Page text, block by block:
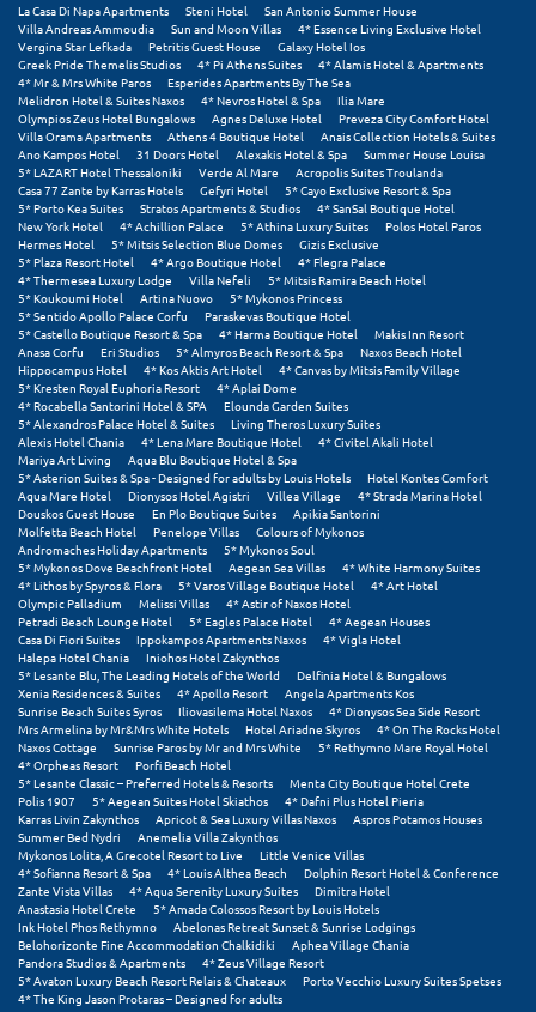
Πύργος
Ρ
Ρέθυμνο
Ρίο
Ρόδος
Σ
Σαλαμίνα
Σαμοθράκη
Σάμος
Σαντορίνη
Σέριφος
Σέρρες
Σιθωνία
Σίκινος
Σίφνος
Σκαφιδιά Ηλείας
Σκιάθος
Σκόπελος
Σκύρος
Σούνιο
Σπάρτη
La Casa Di Napa Apartments
Steni Hotel
San Antonio Summer House
Villa Andreas Ammoudia
Sun and Moon Villas
4* Essence Living Exclusive Hotel
Vergina Star Lefkada
Petritis Guest House
Galaxy Hotel Ios
Greek Pride Themelis Studios
4* Pi Athens Suites
4* Alamis Hotel & Apartments
4* Mr & Mrs White Paros
Esperides Apartments By The Sea
Melidron Hotel & Suites Naxos
4* Nevros Hotel & Spa
Ilia Mare
Olympios Zeus Hotel Bungalows
Agnes Deluxe Hotel
Preveza City Comfort Hotel
Villa Orama Apartments
Athens 4 Boutique Hotel
Anais Collection Hotels & Suites
Ano Kampos Hotel
31 Doors Hotel Alexakis Hotel & Spa
Summer House Louisa
5* LAZART Hotel Thessaloniki
Verde Al Mare
Acropolis Suites Troulanda
Casa 77 Zante by Karras Hotels
Gefyri Hotel
5* Cayo Exclusive Resort & Spa
5* Porto Kea Suites
Stratos Apartments & Studios
4* SanSal Boutique Hotel
New York Hotel
4* Achillion Palace 5* Athina Luxury Suites
Polos Hotel Paros
Hermes Hotel
5* Mitsis Selection Blue Domes
Gizis Exclusive
5* Plaza Resort Hotel
4* Argo Boutique Hotel
4* Flegra Palace
4* Thermesea Luxury Lodge
Villa Nefeli
5* Mitsis Ramira Beach Hotel
5* Koukoumi Hotel
Artina Nuovo
5* Mykonos Princess
5* Sentido Apollo Palace Corfu
Paraskevas Boutique Hotel
5* Castello Boutique Resort & Spa
4* Harma Boutique Hotel
Makis Inn Resort
Anasa Corfu
Eri Studios 5* Almyros Beach Resort & Spa
Naxos Beach Hotel
Hippocampus Hotel
4* Kos Aktis Art Hotel
4* Canvas by Mitsis Family Village
5* Kresten Royal Euphoria Resort
4* Aplai Dome
4* Rocabella Santorini Hotel & SPA
Elounda Garden Suites
5* Alexandros Palace Hotel & Suites
Living Theros Luxury Suites
Alexis Hotel Chania
4* Lena Mare Boutique Hotel
4* Civitel Akali Hotel
Mariya Art Living
Aqua Blu Boutique Hotel & Spa
5* Asterion Suites & Spa - Designed for adults by Louis Hotels
Hotel Kontes Comfort
Aqua Mare Hotel
Dionysos Hotel Agistri Villea Village
4* Strada Marina Hotel
Douskos Guest House
En Plo Boutique Suites
Apikia Santorini
Molfetta Beach Hotel
Penelope Villas
Colours of Mykonos
Andromaches Holiday Apartments
5* Mykonos Soul
5* Mykonos Dove Beachfront Hotel
Aegean Sea Villas
4* White Harmony Suites
4* Lithos by Spyros & Flora
5* Varos Village Boutique Hotel
4* Art Hotel
Olympic Palladium
Melissi Villas
4* Astir of Naxos Hotel
Petradi Beach Lounge Hotel
5* Eagles Palace Hotel
4* Aegean Houses
Casa Di Fiori Suites
Ippokampos Apartments Naxos
4* Vigla Hotel
Halepa Hotel Chania
Iniohos Hotel Zakynthos
5* Lesante Blu, The Leading Hotels of the World
Delfinia Hotel & Bungalows
Xenia Residences & Suites
4* Apollo Resort
Angela Apartments Kos
Sunrise Beach Suites Syros
Iliovasilema Hotel Naxos
4* Dionysos Sea Side Resort
Mrs Armelina by Mr&Mrs White Hotels
Hotel Ariadne Skyros
4* On The Rocks Hotel
Naxos Cottage
Sunrise Paros by Mr and Mrs White
5* Rethymno Mare Royal Hotel
4* Orpheas Resort
Porfi Beach Hotel
5* Lesante Classic – Preferred Hotels & Resorts
Menta City Boutique Hotel Crete
Polis 1907
5* Aegean Suites Hotel Skiathos
4* Dafni Plus Hotel Pieria
Karras Livin Zakynthos
Apricot & Sea Luxury Villas Naxos
Aspros Potamos Houses
Summer Bed Nydri
Anemelia Villa Zakynthos
Mykonos Lolita, A Grecotel Resort to Live
Little Venice Villas
4* Sofianna Resort & Spa
4* Louis Althea Beach
Dolphin Resort Hotel & Conference
Zante Vista Villas
4* Aqua Serenity Luxury Suites
Dimitra Hotel
Anastasia Hotel Crete
5* Amada Colossos Resort by Louis Hotels
Ink Hotel Phos Rethymno
Abelonas Retreat Sunset & Sunrise Lodgings
Belohorizonte Fine Accommodation Chalkidiki
Aphea Village Chania
Pandora Studios & Apartments
4* Zeus Village Resort
5* Avaton Luxury Beach Resort Relais & Chateaux
Porto Vecchio Luxury Suites Spetses
4* The King Jason Protaras – Designed for adults